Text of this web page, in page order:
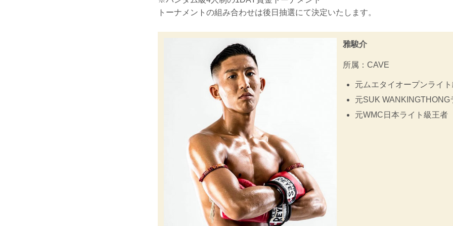
トーナメントの組み合わせは後日抽選にて決定いたします。
雅駿介
所属：CAVE
元ムエタイオープンライ
元SUK WANKINGTHONG
元WMC日本ライト級王者